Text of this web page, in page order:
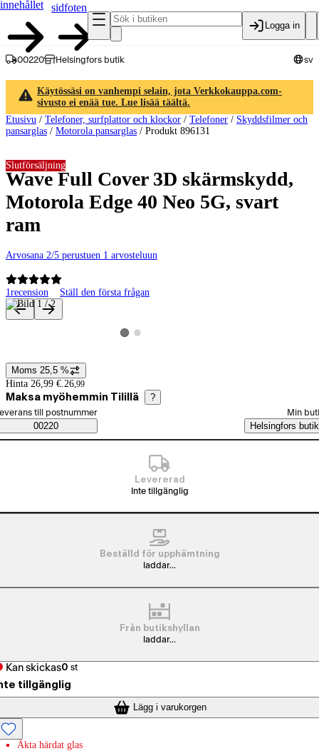
innehållet
sidfoten
Logga in
00220 Helsingfors butik sv
Käytössäsi on vanhempi selain, jota Verkkokauppa.com-
sivusto ei enää tue. Lue lisää täältä.
Etusivu / Telefoner, surfplattor och klockor / Telefoner / Skyddsfilmer och
pansarglas / Motorola pansarglas / Produkt 896131
Wave Full Cover 3D skärmskydd,
Motorola Edge 40 Neo 5G, svart
ram
Arvosana 2/5 perustuen 1 arvosteluun
1recension Ställ den första frågan
Slutförsäljning
Produktbilder och videor
Visa produktbild 1
Visa produktbild 2
Prisinformation
Moms 25,5 %
Hinta 26,99 €. 26,99
Maksa myöhemmin Tilillä ?
Saatavuustiedot
beställningssätt
till postnummer
00220
Min
Helsingfors butik
Levererad
Inte tillgänglig
Beställd för upphämtning
laddar...
Från butikshyllan
laddar...
Kan skickas0 st
tillgänglig
Lägg i varukorgen
Äkta härdat glas